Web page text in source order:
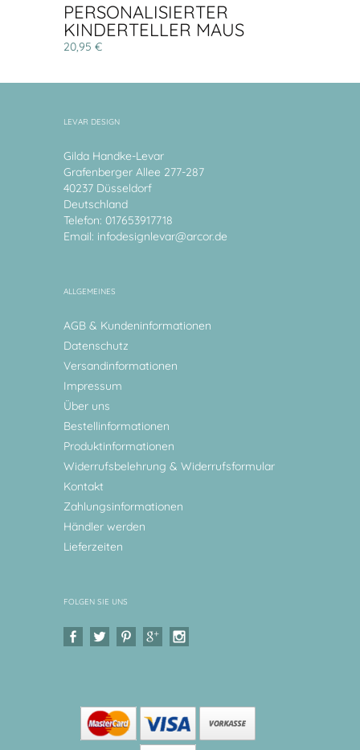
PERSONALISIERTER
KINDERTELLER MAUS
20,95 €
LEVAR DESIGN
Gilda Handke-Levar
Grafenberger Allee 277-287
40237 Düsseldorf
Deutschland
Telefon: 017653917718
Email: infodesignlevar@arcor.de
ALLGEMEINES
AGB & Kundeninformationen
Datenschutz
Versandinformationen
Impressum
Über uns
Bestellinformationen
Produktinformationen
Widerrufsbelehrung & Widerrufsformular
Kontakt
Zahlungsinformationen
Händler werden
Lieferzeiten
FOLGEN SIE UNS